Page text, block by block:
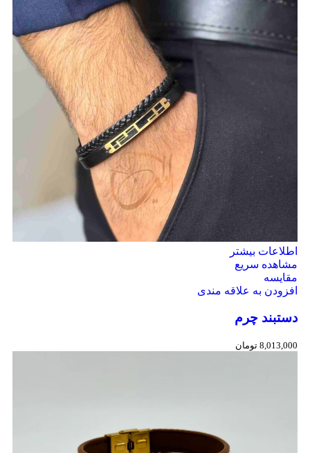
اطلاعات بیشتر
مشاهده سریع
مقایسه
افزودن به علاقه مندی
دستبند چرم
8,013,000 تومان